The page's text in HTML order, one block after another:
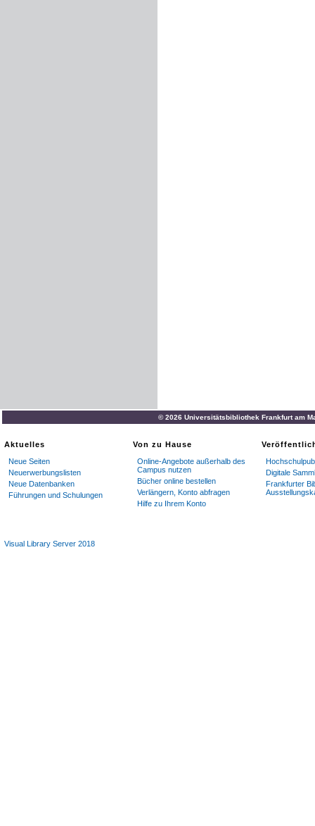
© 2026 Universitätsbibliothek Frankfurt am
Aktuelles
Neue Seiten
Neuerwerbungslisten
Neue Datenbanken
Führungen und Schulungen
Von zu Hause
Online-Angebote außerhalb des
Campus nutzen
Bücher online bestellen
Verlängern, Konto abfragen
Hilfe zu Ihrem Konto
Digitale
Frankfurter
Visual Library Server 2018